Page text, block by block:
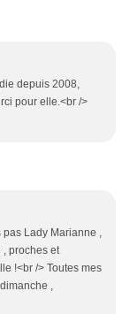
depuis 2008,
pour elle.<br />
Lady Marianne ,
, proches et
!<br /> Toutes mes
,